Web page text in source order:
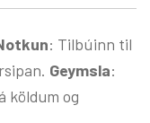
: Tilbúinn til
Geymsla:
köldum og